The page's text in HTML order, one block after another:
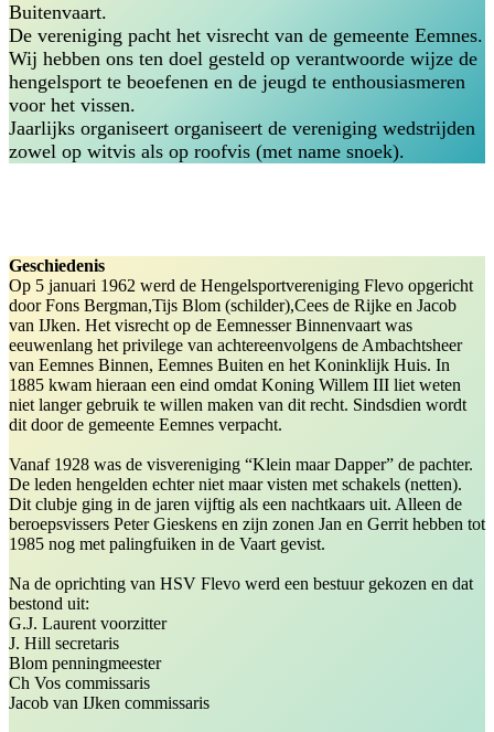
Buitenvaart.
De vereniging pacht het visrecht van de gemeente Eemnes.
Wij hebben ons ten doel gesteld op verantwoorde wijze de
hengelsport te beoefenen en de jeugd te enthousiasmeren
voor het vissen.
Jaarlijks organiseert organiseert de vereniging wedstrijden
zowel op witvis als op roofvis (met name snoek).
Geschiedenis
Op 5 januari 1962 werd de Hengelsportvereniging Flevo opgericht
door Fons Bergman,Tijs Blom (schilder),Cees de Rijke en Jacob
van IJken. Het visrecht op de Eemnesser Binnenvaart was
eeuwenlang het privilege van achtereenvolgens de Ambachtsheer
van Eemnes Binnen, Eemnes Buiten en het Koninklijk Huis. In
1885 kwam hieraan een eind omdat Koning Willem III liet weten
niet langer gebruik te willen maken van dit recht. Sindsdien wordt
dit door de gemeente Eemnes verpacht.
Vanaf 1928 was de visvereniging “Klein maar Dapper” de pachter.
De leden hengelden echter niet maar visten met schakels (netten).
Dit clubje ging in de jaren vijftig als een nachtkaars uit. Alleen de
beroepsvissers Peter Gieskens en zijn zonen Jan en Gerrit hebben tot
1985 nog met palingfuiken in de Vaart gevist.
Na de oprichting van HSV Flevo werd een bestuur gekozen en dat
bestond uit:
G.J. Laurent voorzitter
J. Hill secretaris
Blom penningmeester
Ch Vos commissaris
Jacob van IJken commissaris